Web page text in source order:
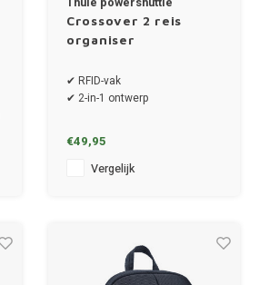
Crossover 2 reis
organiser
✔ RFID-vak
✔ 2-in-1 ontwerp
€49,95
Vergelijk